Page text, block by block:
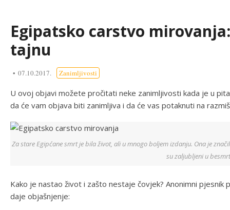
Egipatsko carstvo
tajnu
07.10.2017. Zanimljivosti
U ovoj objavi možete pročitati neke zanimljivosti kada je u
da će vam objava biti zanimljiva i da će vas potaknuti na
Za stare Egipćane smrt je bila život, ali u mnogo boljem izdanju. Ona je
su zaljubljeni u
Kako je nastao život i zašto nestaje čovjek? Anonimni pjesnik
daje objašnjenje: